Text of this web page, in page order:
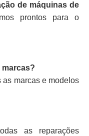
de máquinas de
prontos para o
marcas?
as marcas e modelos
as reparações